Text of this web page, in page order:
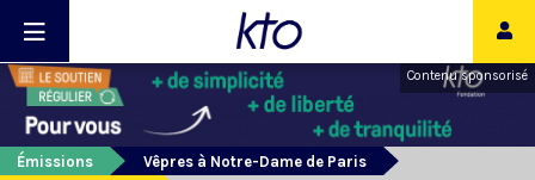
Contenu sponsorisé
Émissions
Vêpres à Notre-Dame de Paris